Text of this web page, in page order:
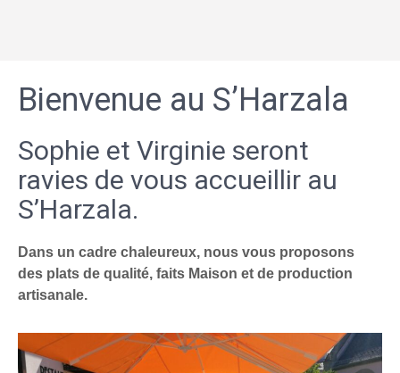
Bienvenue au S’Harzala
Sophie et Virginie seront
ravies de vous accueillir au
S’Harzala.
Dans un cadre chaleureux, nous vous proposons
des plats de qualité, faits Maison et de production
artisanale.